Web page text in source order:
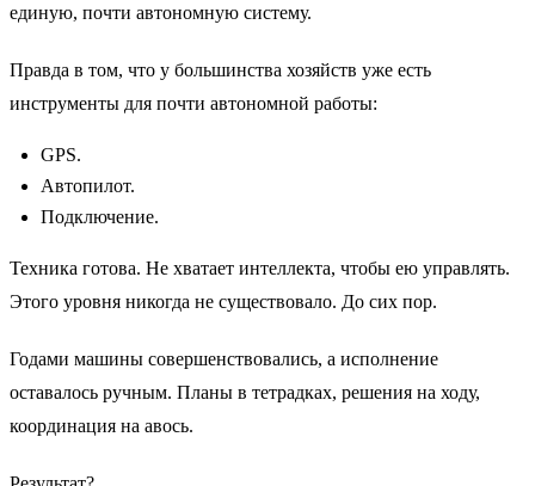
единую, почти автономную систему.
Правда в том, что у большинства хозяйств уже есть
инструменты для почти автономной работы:
GPS.
Автопилот.
Подключение.
Техника готова. Не хватает интеллекта, чтобы ею управлять.
Этого уровня никогда не существовало. До сих пор.
Годами машины совершенствовались, а исполнение
оставалось ручным. Планы в тетрадках, решения на ходу,
координация на авось.